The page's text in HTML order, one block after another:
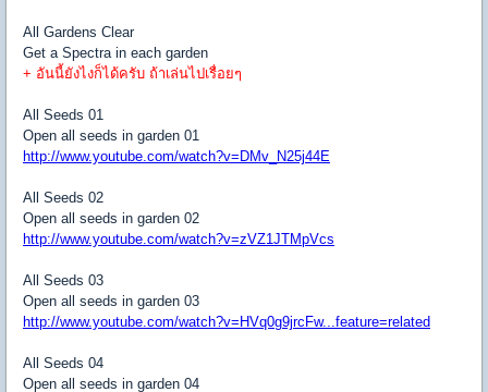
All Gardens Clear
Get a Spectra in each garden
+ อันนี้ยังไงก็ได้ครับ ถ้าเล่นไปเรื่อยๆ
All Seeds 01
Open all seeds in garden 01
http://www.youtube.com/watch?v=DMv_N25j44E
All Seeds 02
Open all seeds in garden 02
http://www.youtube.com/watch?v=zVZ1JTMpVcs
All Seeds 03
Open all seeds in garden 03
http://www.youtube.com/watch?v=HVq0g9jrcFw...feature=related
All Seeds 04
Open all seeds in garden 04